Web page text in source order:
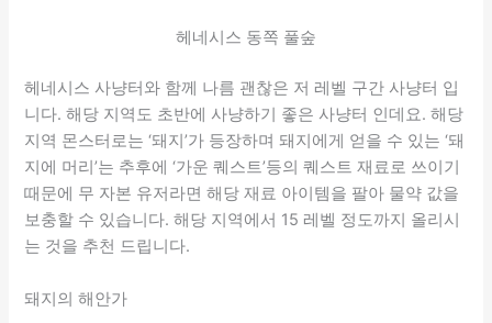
헤네시스 동쪽 풀숲
헤네시스 사냥터와 함께 나름 괜찮은 저 레벨 구간 사냥터 입
니다. 해당 지역도 초반에 사냥하기 좋은 사냥터 인데요. 해당
지역 몬스터로는 ‘돼지’가 등장하며 돼지에게 얻을 수 있는 ‘돼
지에 머리’는 추후에 ‘가운 퀘스트’등의 퀘스트 재료로 쓰이기
때문에 무 자본 유저라면 해당 재료 아이템을 팔아 물약 값을
보충할 수 있습니다. 해당 지역에서 15 레벨 정도까지 올리시
는 것을 추천 드립니다.
돼지의 해안가